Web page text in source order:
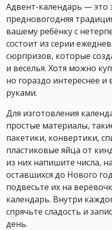
Адвент-календарь — это
предновогодняя
вашему ребёнку с
состоит из серии
сюрпризов, которые
и веселья. Хотя можно
но гораздо интереснее и
руками.
Для изготовления
простые материалы,
пакетики, конвертики,
пластиковые яйца от
из них напишите числа,
оставшихся до Нового
подвесьте их на
календарь. Внутри
спрячьте сладость и
день.